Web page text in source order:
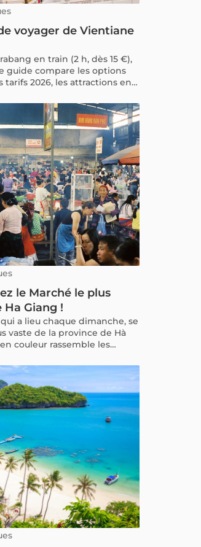
voyager de Vientiane
en train (2 h, dès 15 €),
guide compare les options
2026, les attractions en
pour votre voyage au
le Marché le plus
Giang !
a lieu chaque dimanche, se
vaste de la province de Hà
couleur rassemble les
pour échanger des biens,
et participer à des
nous pour découvrir ce
attirant aussi bien les
!